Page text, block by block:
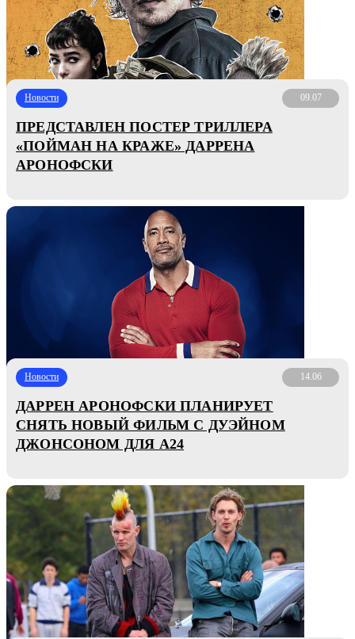
Новости 09.07
ПРЕДСТАВЛЕН ПОСТЕР ТРИЛЛЕРА
«ПОЙМАН НА КРАЖЕ» ДАРРЕНА
АРОНОФСКИ
Новости 14.06
ДАРРЕН АРОНОФСКИ ПЛАНИРУЕТ
СНЯТЬ НОВЫЙ ФИЛЬМ С ДУЭЙНОМ
ДЖОНСОНОМ ДЛЯ A24